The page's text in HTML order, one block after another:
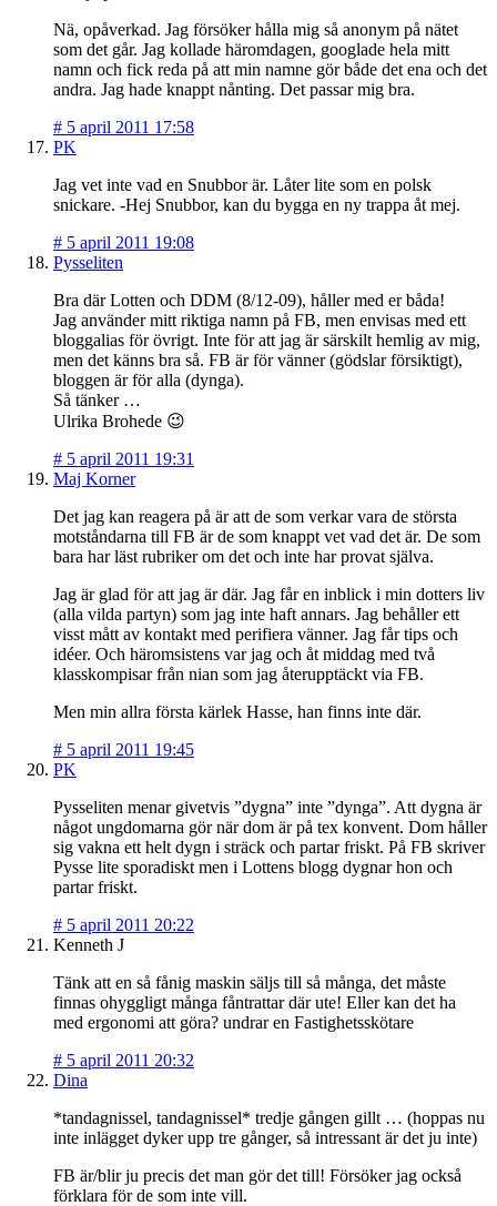
Nä, opåverkad. Jag försöker hålla mig så anonym på nätet
som det går. Jag kollade häromdagen, googlade hela mitt
namn och fick reda på att min namne gör både det ena och det
andra. Jag hade knappt nånting. Det passar mig bra.
# 5 april 2011 17:58
PK
Jag vet inte vad en Snubbor är. Låter lite som en polsk
snickare. -Hej Snubbor, kan du bygga en ny trappa åt mej.
# 5 april 2011 19:08
Pysseliten
Bra där Lotten och DDM (8/12-09), håller med er båda!
Jag använder mitt riktiga namn på FB, men envisas med ett
bloggalias för övrigt. Inte för att jag är särskilt hemlig av mig,
men det känns bra så. FB är för vänner (gödslar försiktigt),
bloggen är för alla (dynga).
Så tänker …
Ulrika Brohede 😉
# 5 april 2011 19:31
Maj Korner
Det jag kan reagera på är att de som verkar vara de största
motståndarna till FB är de som knappt vet vad det är. De som
bara har läst rubriker om det och inte har provat själva.
Jag är glad för att jag är där. Jag får en inblick i min dotters liv
(alla vilda partyn) som jag inte haft annars. Jag behåller ett
visst mått av kontakt med perifiera vänner. Jag får tips och
idéer. Och häromsistens var jag och åt middag med två
klasskompisar från nian som jag återupptäckt via FB.
Men min allra första kärlek Hasse, han finns inte där.
# 5 april 2011 19:45
PK
Pysseliten menar givetvis ”dygna” inte ”dynga”. Att dygna är
något ungdomarna gör när dom är på tex konvent. Dom håller
sig vakna ett helt dygn i sträck och partar friskt. På FB skriver
Pysse lite sporadiskt men i Lottens blogg dygnar hon och
partar friskt.
# 5 april 2011 20:22
Kenneth J
Tänk att en så fånig maskin säljs till så många, det måste
finnas ohyggligt många fåntrattar där ute! Eller kan det ha
med ergonomi att göra? undrar en Fastighetsskötare
# 5 april 2011 20:32
Dina
*tandagnissel, tandagnissel* tredje gången gillt … (hoppas nu
inte inlägget dyker upp tre gånger, så intressant är det ju inte)
FB är/blir ju precis det man gör det till! Försöker jag också
förklara för de som inte vill.